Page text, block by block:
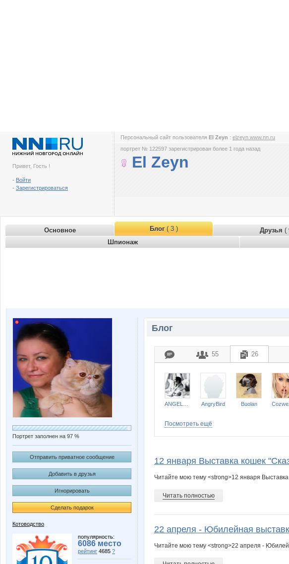
Привет, Гость !
- Войти
- Зарегистрироваться
Персональный сайт пользователя El Zeyn : elzeyn.www.nn.ru
портрет № 122597 зарегистрирован более 1 года назад
El Zeyn
Основное Блог( 3 ) Друзья (
Шпионаж
Портрет заполнен на 97 %
Отправить приватное сообщение
Добавить в друзья
Игнорировать
Сделать подарок
Котоводство
популярность:
6086 место
рейтинг 4685 ?
Блог
55 26
AngryBird Buolan
Посмотреть ещё
12 января Выставка кошек
Читайте мою тему <strong>12 января
Читать полностью
22 апреля - Юбилейная
Читайте мою тему <strong>22 апреля -